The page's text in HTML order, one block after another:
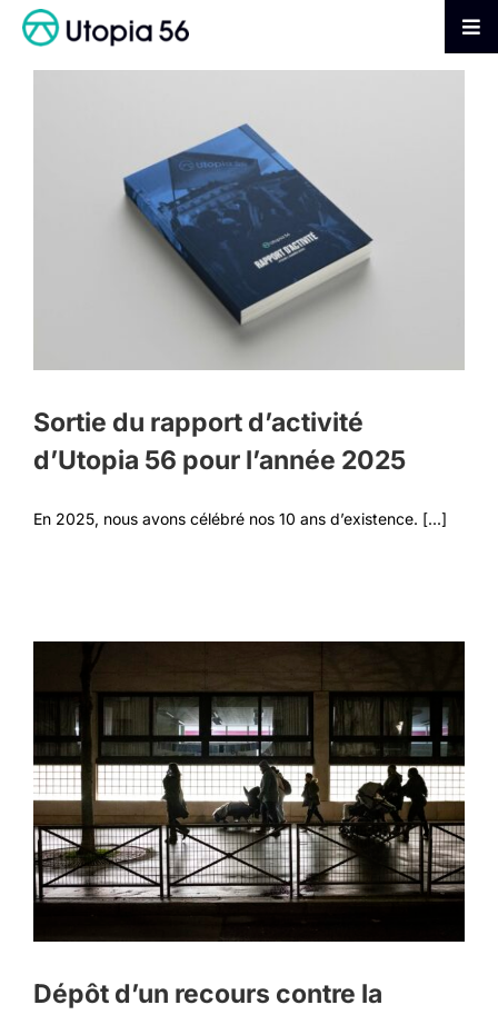
Passer
S’INFORMER
Sortie du rapport d’activité
d’Utopia 56 pour l’année 2025
En 2025, nous avons célébré nos 10 ans d’existence. [...]
Dépôt d’un recours contre la